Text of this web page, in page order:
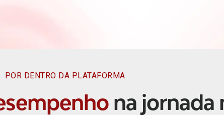
POR DENTRO DA PLATAFORMA
na jornada